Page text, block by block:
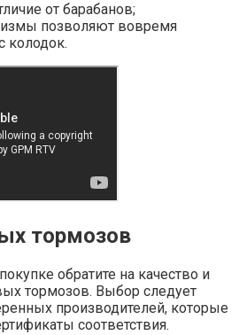
от барабанов;
позволяют вовремя
колодок.
тормозов
обратите на качество и
тормозов. Выбор следует
производителей, которые
соответствия.